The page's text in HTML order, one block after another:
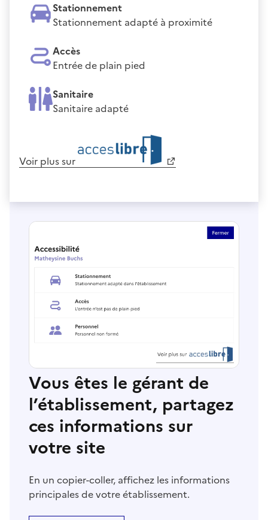
Stationnement
Stationnement adapté à proximité
Accès
Entrée de plain pied
Sanitaire
Sanitaire adapté
Voir plus sur
Vous êtes le gérant de
l’établissement, partagez
ces informations sur
votre site
En un copier-coller, affichez les informations
principales de votre établissement.